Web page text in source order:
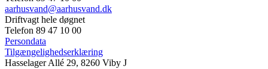
aarhusvand@aarhusvand.dk
Driftvagt hele døgnet
Telefon 89 47 10 00
Persondata
Tilgængelighedserklæring
Hasselager Allé 29, 8260 Viby J